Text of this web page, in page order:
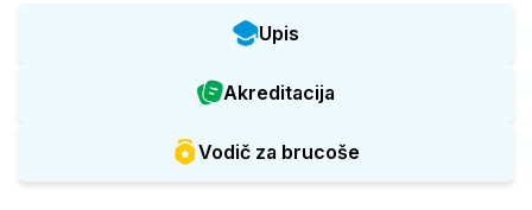
Upis
Akreditacija
Vodič za brucoše